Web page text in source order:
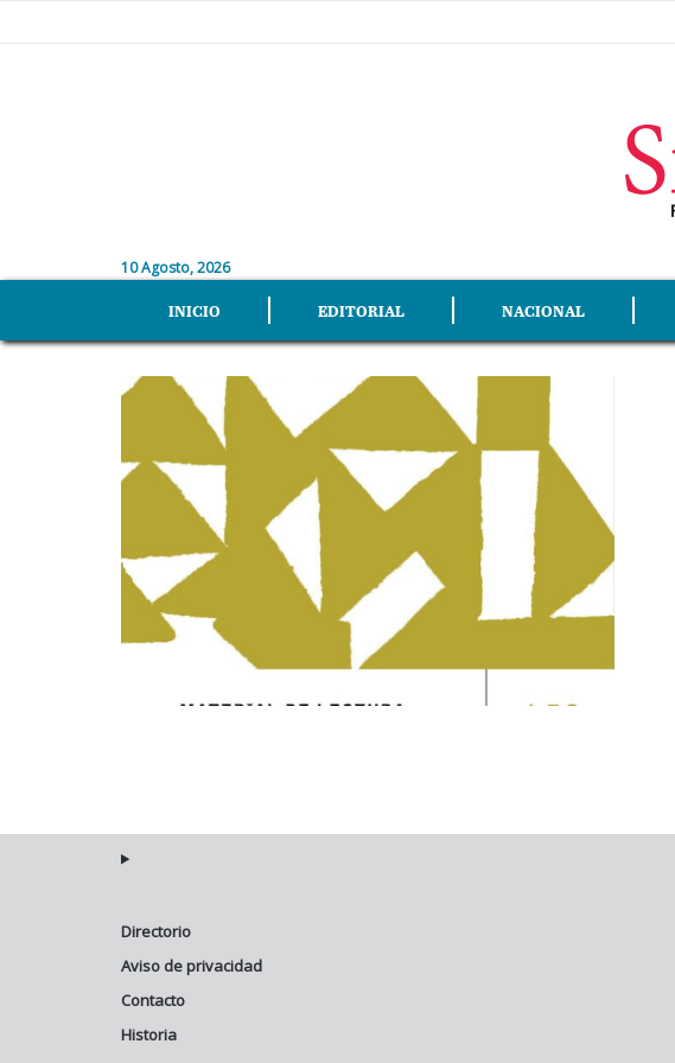
10 Agosto, 2026
INICIO EDITORIAL NACIONAL
Directorio
Aviso de privacidad
Contacto
Historia